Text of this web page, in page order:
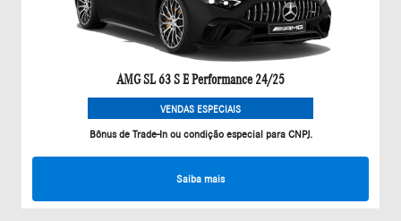
AMG SL 63 S E Performance 24/25
VENDAS ESPECIAIS
Bônus de Trade-In ou condição especial para CNPJ.
Saiba mais